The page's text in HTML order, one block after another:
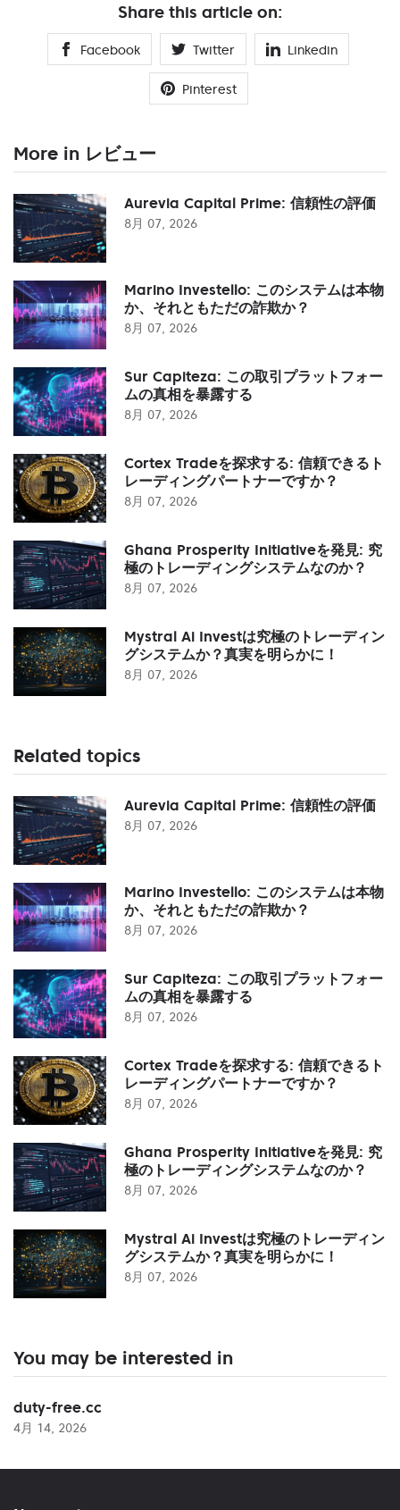
Share this article on:
Facebook Twitter Linkedin
Pinterest
More in レビュー
Aurevia Capital Prime: 信頼性の評価
8月 07, 2026
Marino Investello: このシステムは本物
か、それともただの詐欺か？
8月 07, 2026
Sur Capiteza: この取引プラットフォー
ムの真相を暴露する
8月 07, 2026
Cortex Tradeを探求する: 信頼できるト
レーディングパートナーですか？
8月 07, 2026
Ghana Prosperity Initiativeを発見: 究
極のトレーディングシステムなのか？
8月 07, 2026
Mystral Ai Investは究極のトレーディン
グシステムか？真実を明らかに！
8月 07, 2026
Related topics
Aurevia Capital Prime: 信頼性の評価
8月 07, 2026
Marino Investello: このシステムは本物
か、それともただの詐欺か？
8月 07, 2026
Sur Capiteza: この取引プラットフォー
ムの真相を暴露する
8月 07, 2026
Cortex Tradeを探求する: 信頼できるト
レーディングパートナーですか？
8月 07, 2026
Ghana Prosperity Initiativeを発見: 究
極のトレーディングシステムなのか？
8月 07, 2026
Mystral Ai Investは究極のトレーディン
グシステムか？真実を明らかに！
8月 07, 2026
You may be interested in
duty-free.cc
4月 14, 2026